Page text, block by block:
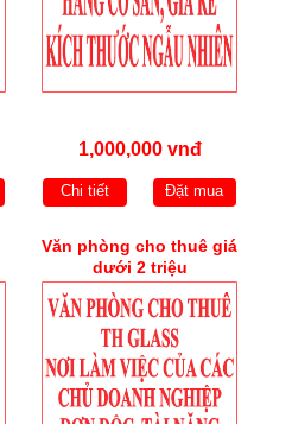
1,000,000 vnđ
Chi tiết Đặt mua
Văn phòng cho thuê giá
dưới 2 triệu